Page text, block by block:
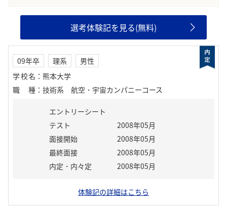
選考体験記を見る(無料)
09年卒 理系
男性
学校名 ： 熊本大学
職種 ： 技術系 航空・宇宙カンパニーコース
エントリーシート
テスト
2008年05月
面接開始
2008年05月
最終面接
2008年05月
内定・内々定
2008年05月
体験記の詳細はこちら